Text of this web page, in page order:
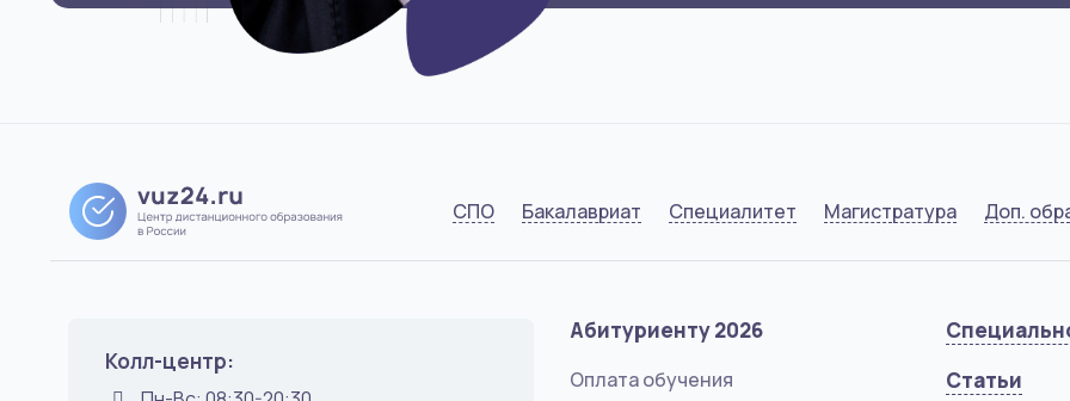
СПО Бакалавриат Специалитет Магистратура Доп.
Колл-центр:
Абитуриенту 2026
Оплата обучения
Статьи